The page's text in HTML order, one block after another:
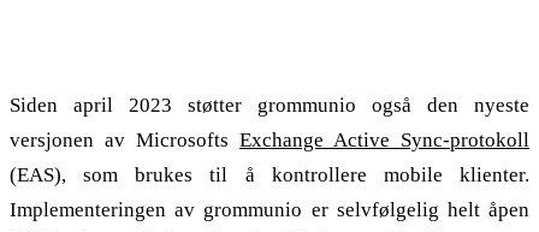
Siden april 2023 støtter grommunio også den nyeste
versjonen av Microsofts Exchange Active Sync-protokoll
(EAS), som brukes til å kontrollere mobile klienter.
Implementeringen av grommunio er selvfølgelig helt åpen